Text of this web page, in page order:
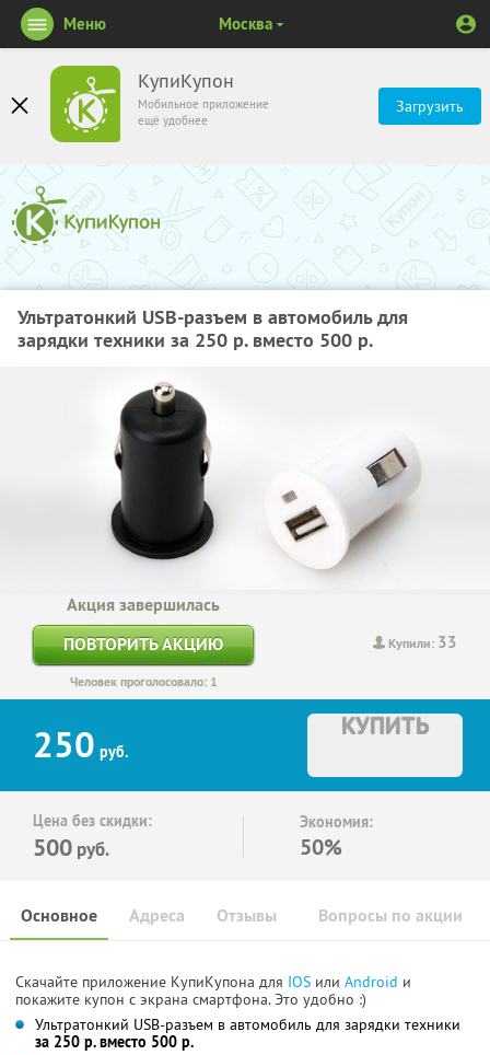
КупиКупон
Мобильное приложение
ещё удобнее
Загрузить
Меню Москва
Ультратонкий USB-разъем в автомобиль для
зарядки техники за 250 р. вместо 500 р.
Купили: 33
Акция завершилась
ПОВТОРИТЬ АКЦИЮ
Человек проголосовало: 1
250 руб.
КУПИТЬ
Цена без скидки:
500 руб.
Экономия:
50%
Основное Отзывы Вопросы по акции
Адреса
Скачайте приложение КупиКупона для IOS или Android и
покажите купон с экрана смартфона. Это удобно :)
Ультратонкий USB-разъем в автомобиль для зарядки техники
за 250 р. вместо 500 р.